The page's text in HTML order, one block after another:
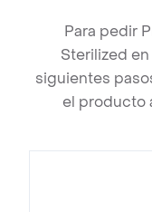
Para pedir
Sterilized
siguientes
el producto